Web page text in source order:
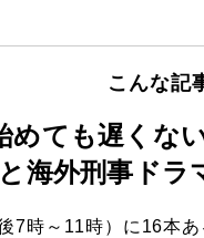
こんな記
めても遅くな
海外刑事ドラ
7時～11時）に16本あ